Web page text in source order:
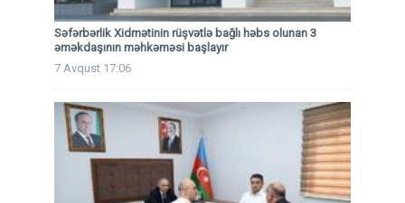
Səfərbərlik Xidmətinin rüşvətlə bağlı həbs olunan 3
əməkdaşının məhkəməsi başlayır
7 Avqust 17:06